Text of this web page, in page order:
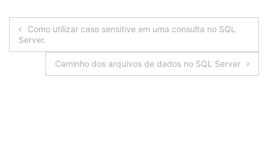
Navegação
de
Post
Como utilizar case sensitive em uma consulta no SQL
Server.
Caminho dos arquivos de dados no SQL Server